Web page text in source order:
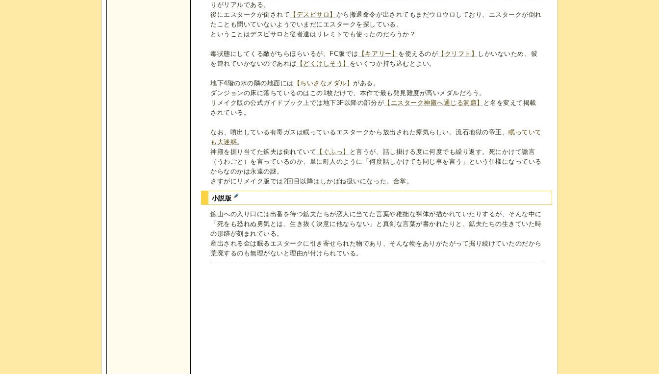
りがリアルである。
後にエスタークが倒されて 【デスピサロ】 から撤退命令が出されてもまだウロウロしており、エスタークが倒れ
たことも聞いていないようでいまだにエスタークを探している。
ということはデスピサロと従者達はリレミトでも使ったのだろうか？
毒状態にしてくる敵がちらほらいるが、FC版では 【キアリー】 を使えるのが 【クリフト】
しかいないため、彼
を連れていかないのであれば 【どくけしそう】 をいくつか持ち込むとよい。
地下4階の水の隣の地面には 【ちいさなメダル】がある。
ダンジョンの床に落ちているのはこの1枚だけで、本作で最も発見難度が高いメダルだろう。
リメイク版の公式ガイドブック上では地下3F以降の部分が 【エスターク神殿へ通じる洞窟】
と名を変えて掲載
されている。
なお、噴出している有毒ガスは眠っているエスタークから放出された瘴気らしい。流石地獄の帝王、眠っていて
も大迷惑。
神殿を掘り当てた鉱夫は倒れていて 【ぐふっ】
と言うが、話し掛ける度に何度でも繰り返す。死にかけて譫言
（うわごと）を言っているのか、単に町人のように「何度話しかけても同じ事を言う」という仕様になっている
からなのかは永遠の謎。
さすがにリメイク版では2回目以降はしかばね扱いになった。合掌。
小説版
鉱山への入り口には出番を待つ鉱夫たちが恋人に当てた言葉や稚拙な裸体が描かれていたりするが、そんな中に
「死をも恐れぬ勇気とは、生き抜く決意に他ならない」と真剣な言葉が書かれたりと、鉱夫たちの生きていた時
の形跡が刻まれている。
産出される金は眠るエスタークに引き寄せられた物であり、そんな物をありがたがって掘り続けていたのだから
荒廃するのも無理がないと理由が付けられている。